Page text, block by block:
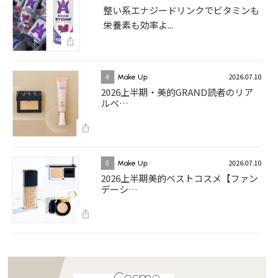
整い系エナジードリンクでビタミンも
栄養素も効率よ...
4 Make Up 2026.07.10
2026上半期・美的GRAND読者のリア
ルベ…
5 Make Up 2026.07.10
2026上半期美的ベストコスメ【ファン
デーシ…